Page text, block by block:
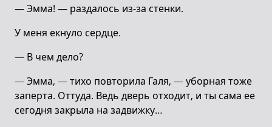
— Эмма! — раздалось из-за стенки.
У меня екнуло сердце.
— В чем дело?
— Эмма, — тихо повторила Галя, — уборная тоже
заперта. Оттуда. Ведь дверь отходит, и ты сама ее
сегодня закрыла на задвижку…